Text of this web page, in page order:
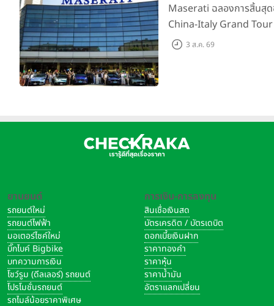
Maserati ฉลองการสิ้นสุ
China-Italy Grand
เมืองโมเดนา ประเทศอิตาลี
3 ส.ค. 69
ยานยนต์
รถยนต์ใหม่
รถยนต์ไฟฟ้า
มอเตอร์ไซค์ใหม่
บิ๊กไบค์ Bigbike
บทความการเงิน
โชว์รูม (ดีลเลอร์) รถยนต์
โปรโมชั่นรถยนต์
รถไมล์น้อยราคาพิเศษ
การเงิน-การลงทุน
สินเชื่อเงินสด
บัตรเครดิต / บัตรเดบิต
ดอกเบี้ยเงินฝาก
ราคาทองคำ
ราคาหุ้น
ราคาน้ำมัน
อัตราแลกเปลี่ยน